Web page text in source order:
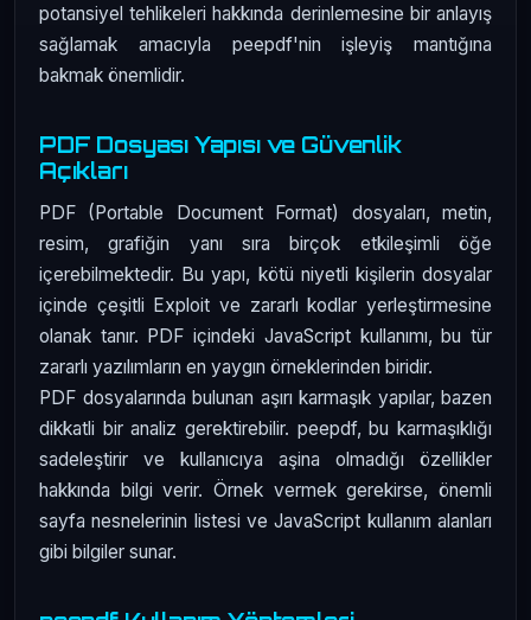
potansiyel tehlikeleri hakkında derinlemesine bir anlayış
sağlamak amacıyla peepdf'nin işleyiş mantığına
bakmak önemlidir.
PDF Dosyası Yapısı ve Güvenlik
Açıkları
PDF (Portable Document Format) dosyaları, metin,
resim, grafiğin yanı sıra birçok etkileşimli öğe
içerebilmektedir. Bu yapı, kötü niyetli kişilerin dosyalar
içinde çeşitli Exploit ve zararlı kodlar yerleştirmesine
olanak tanır. PDF içindeki JavaScript kullanımı, bu tür
zararlı yazılımların en yaygın örneklerinden biridir.
PDF dosyalarında bulunan aşırı karmaşık yapılar, bazen
dikkatli bir analiz gerektirebilir. peepdf, bu karmaşıklığı
sadeleştirir ve kullanıcıya aşina olmadığı özellikler
hakkında bilgi verir. Örnek vermek gerekirse, önemli
sayfa nesnelerinin listesi ve JavaScript kullanım alanları
gibi bilgiler sunar.